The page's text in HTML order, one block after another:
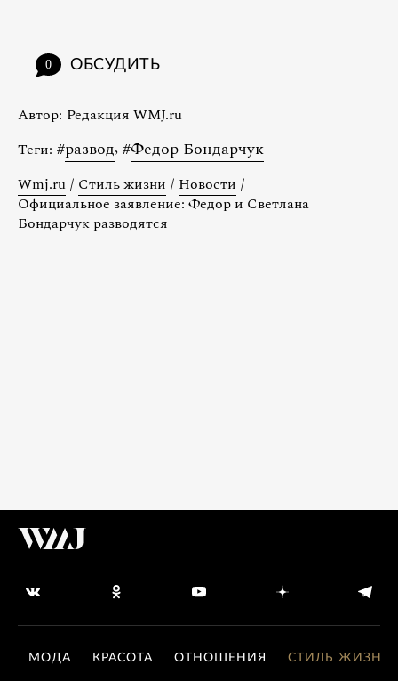
0 ОБСУДИТЬ
Автор: Редакция WMJ.ru
Теги: #развод, #Федор Бондарчук
Wmj.ru / Стиль жизни / Новости /
Официальное заявление: Федор и Светлана
Бондарчук разводятся
МОДА КРАСОТА ОТНОШЕНИЯ СТИЛЬ ЖИЗНИ